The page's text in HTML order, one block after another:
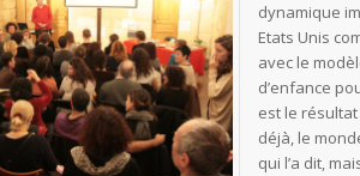
dynamique
Etats Unis
avec le
d’enfance
est le
déjà, le
qui l’a dit,